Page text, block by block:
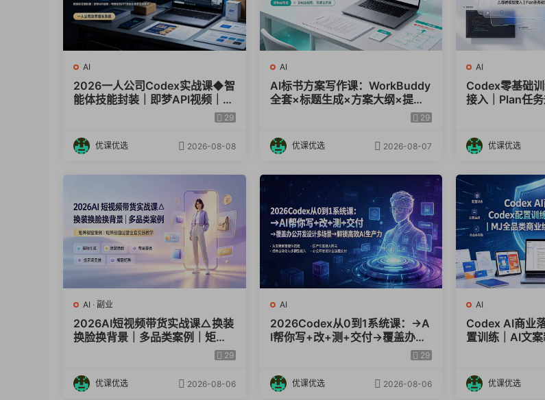
AI
2026一人公司Codex实战课◆智
能体技能封装｜即梦API视频｜电
商视觉PPT自动化全套实操教学29
优课优选 2026-08-08
AI
AI标书方案写作课：WorkBuddy
全套×标题生成×方案大纲×提示
词技巧×废标点检查×豆包流程 29
优课优选 2026-08-07
AI
Codex零基础
接入｜Plan任
优课优选
AI · 副业
2026AI短视频带货实战课△换装
换脸换背景｜多品类案例｜矩阵
29
优课优选 2026-08-06
AI
2026Codex从0到1系统课：→A
I帮你写+改+测+交付→覆盖办公
开发设计多场景→解锁高效AI生29
优课优选 2026-08-06
AI
Codex AI商业
置训练｜AI文
优课优选